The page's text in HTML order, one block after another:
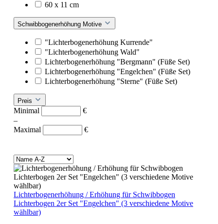
60 x 11 cm
Schwibbogenerhöhung Motive
"Lichterbogenerhöhung Kurrende"
"Lichterbogenerhöhung Wald"
Lichterbogenerhöhung "Bergmann" (Füße Set)
Lichterbogenerhöhung "Engelchen" (Füße Set)
Lichterbogenerhöhung "Sterne" (Füße Set)
Preis
Minimal
€
–
Maximal
€
Lichterbogenerhöhung / Erhöhung für Schwibbogen
Lichterbogen 2er Set "Engelchen" (3 verschiedene Motive
wählbar)